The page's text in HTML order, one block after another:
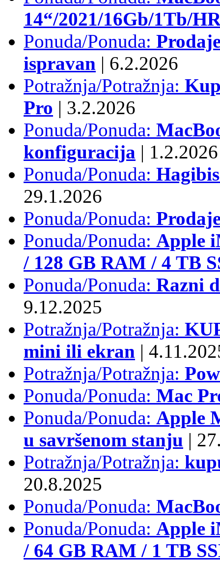
14“/2021/16Gb/1Tb/
Ponuda/Ponuda:
ispravan | 6.2.2026
Potražnja/Potražnja:
Pro | 3.2.2026
Ponuda/Ponuda:
konfiguracija | 1.2.2026
Ponuda/Ponuda:
29.1.2026
Ponuda/Ponuda:
Ponuda/Ponuda: Apple
/ 128 GB RAM / 4 TB
Ponuda/Ponuda: Razni
9.12.2025
Potražnja/Potražnja:
mini ili ekran |
Potražnja/Potražnja:
Ponuda/Ponuda: Mac
Ponuda/Ponuda: Apple
u savršenom stanju |
Potražnja/Potražnja:
20.8.2025
Ponuda/Ponuda:
Ponuda/Ponuda: Apple
/ 64 GB RAM / 1 TB